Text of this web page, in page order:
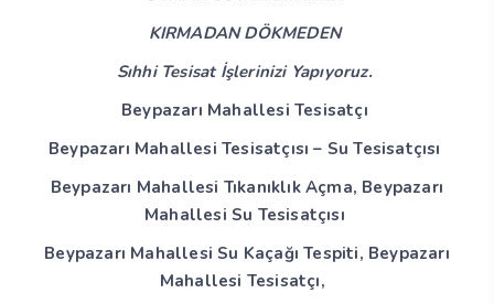
KIRMADAN DÖKMEDEN
Sıhhi Tesisat İşlerinizi Yapıyoruz.
Beypazarı Mahallesi Tesisatçı
Beypazarı Mahallesi Tesisatçısı – Su Tesisatçısı
Beypazarı Mahallesi Tıkanıklık Açma, Beypazarı
Mahallesi Su Tesisatçısı
Beypazarı Mahallesi Su Kaçağı Tespiti, Beypazarı
Mahallesi Tesisatçı,